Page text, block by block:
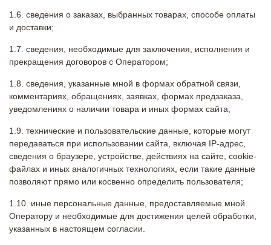
сведения о заказах, выбранных товарах, способе оплаты
и доставки;
сведения, необходимые для заключения, исполнения и
прекращения договоров с Оператором;
сведения, указанные мной в формах обратной связи,
комментариях, обращениях, заявках, формах предзаказа,
уведомлениях о наличии товара и иных формах сайта;
технические и пользовательские данные, которые могут
передаваться при использовании сайта, включая IP-адрес,
сведения о браузере, устройстве, действиях на сайте, cookie-
файлах и иных аналогичных технологиях, если такие данные
позволяют прямо или косвенно определить пользователя;
иные персональные данные, предоставляемые мной
Оператору и необходимые для достижения целей обработки,
указанных в настоящем согласии.